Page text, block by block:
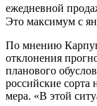
ежедневной
Это максимум с
По мнению
отклонения
планового
российские сорта
мера. «В этой